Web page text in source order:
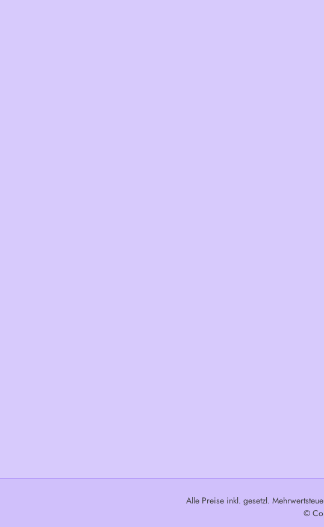
Alle Preise inkl. gesetzl.
©